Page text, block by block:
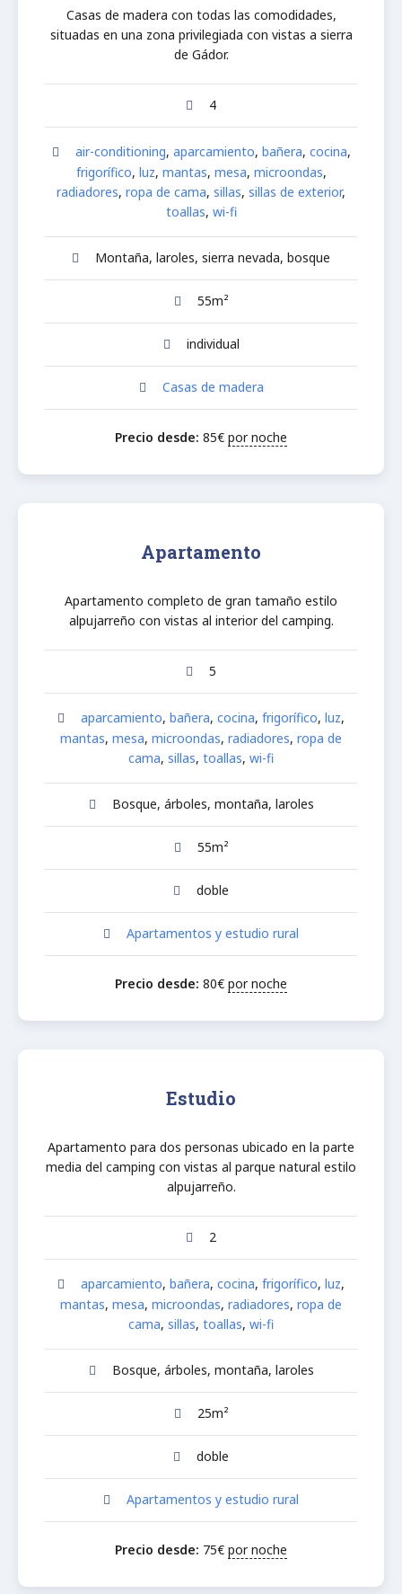
Casas de madera con todas las comodidades,
situadas en una zona privilegiada con vistas a sierra
de Gádor.
4
air-conditioning, aparcamiento, bañera, cocina,
frigorífico, luz, mantas, mesa, microondas,
radiadores, ropa de cama, sillas, sillas de exterior,
toallas, wi-fi
Montaña, laroles, sierra nevada, bosque
55m²
individual
Casas de madera
Precio desde: 85€ por noche
Apartamento
Apartamento completo de gran tamaño estilo
alpujarreño con vistas al interior del camping.
5
aparcamiento, bañera, cocina, frigorífico, luz,
mantas, mesa, microondas, radiadores, ropa de
cama, sillas, toallas, wi-fi
Bosque, árboles, montaña, laroles
55m²
doble
Apartamentos y estudio rural
Precio desde: 80€ por noche
Estudio
Apartamento para dos personas ubicado en la parte
media del camping con vistas al parque natural estilo
alpujarreño.
2
aparcamiento, bañera, cocina, frigorífico, luz,
mantas, mesa, microondas, radiadores, ropa de
cama, sillas, toallas, wi-fi
Bosque, árboles, montaña, laroles
25m²
doble
Apartamentos y estudio rural
Precio desde: 75€ por noche